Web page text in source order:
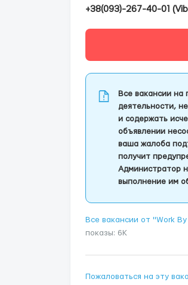
+38(093)-267-40-01
Все вакансии
деятельности,
и содержать
объявлении
ваша жалоба
получит
Администратор
выполнение им
Все вакансии от "Work
показы: 6K
Пожаловаться на эту